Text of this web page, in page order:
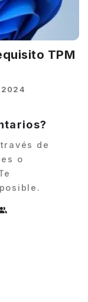
TPM
de
o